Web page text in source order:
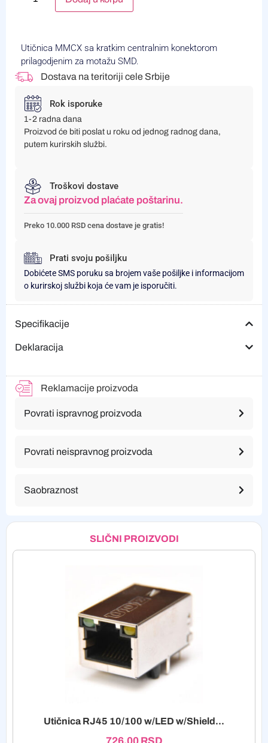
Utičnica MMCX sa kratkim centralnim konektorom
prilagodjenim za motažu SMD.
Dostava na teritoriji cele Srbije
Rok isporuke
1-2 radna dana
Proizvod će biti poslat u roku od jednog radnog dana,
putem kurirskih službi.
Troškovi dostave
Za ovaj proizvod plaćate poštarinu.
Preko 10.000 RSD cena dostave je gratis!
Prati svoju pošiljku
Dobićete SMS poruku sa brojem vaše pošiljke i informacijom
o kurirskoj službi koja će vam je isporučiti.
Specifikacije
Deklaracija
Reklamacije proizvoda
Povrati ispravnog proizvoda
Povrati neispravnog proizvoda
Saobraznost
SLIČNI PROIZVODI
Utičnica RJ45 10/100 w/LED w/Shield...
726,00 RSD